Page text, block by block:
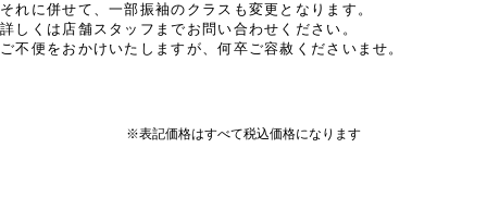
それに併せて、一部振袖のクラスも変更となります。
詳しくは店舗スタッフまでお問い合わせください。
ご不便をおかけいたしますが、何卒ご容赦くださいませ。
※表記価格はすべて税込価格になります